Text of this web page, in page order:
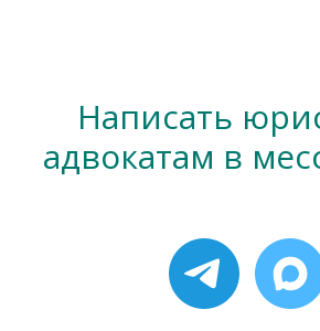
Написать
адвокатам в